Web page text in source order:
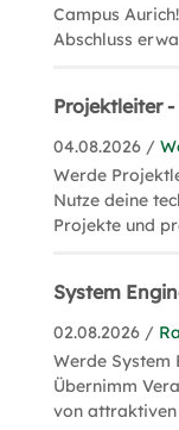
Campus
Abschluss
Projektleiter
04.08.2026 /
Werde
Nutze deine
Projekte und
System
02.08.2026 /
Werde
Übernimm
von attraktiven